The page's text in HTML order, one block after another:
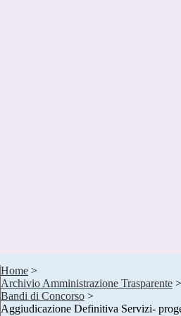
Home >
Archivio Amministrazione Trasparente >
Bandi di Concorso >
Aggiudicazione Definitiva Servizi-